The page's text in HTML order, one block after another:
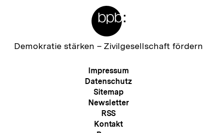
Zur
Demokratie stärken – Zivilgesellschaft fördern
Meta-
Navigation
Impressum
Datenschutz
Sitemap
Newsletter
RSS
Kontakt